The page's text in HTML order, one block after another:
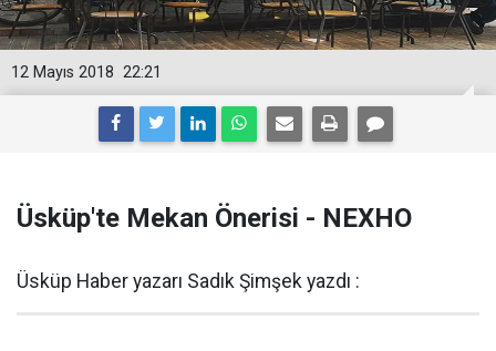
22:21
12 Mayıs 2018
Üsküp'te Mekan Önerisi - NEXHO
Üsküp Haber yazarı Sadık Şimşek yazdı :